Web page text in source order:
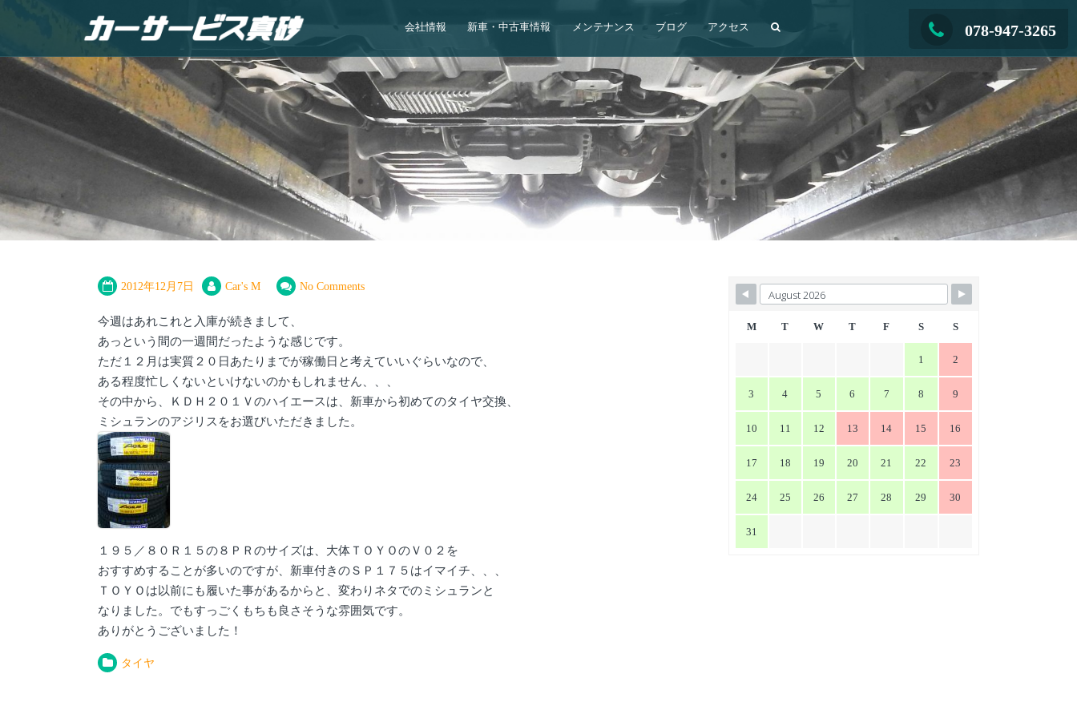
078-947-3265
会社情報 新車・中古車情報 メンテナンス ブログ アクセス
2012年12月7日 Car's M No Comments
今週はあれこれと入庫が続きまして、
あっという間の一週間だったような感じです。
ただ１２月は実質２０日あたりまでが稼働日と考えていいぐらいなので、
ある程度忙しくないといけないのかもしれません、、、
その中から、ＫＤＨ２０１Ｖのハイエースは、新車から初めてのタイヤ交換、
ミシュランのアジリスをお選びいただきました。
１９５／８０Ｒ１５の８ＰＲのサイズは、大体ＴＯＹＯのＶ０２を
おすすめすることが多いのですが、新車付きのＳＰ１７５はイマイチ、、、
ＴＯＹＯは以前にも履いた事があるからと、変わりネタでのミシュランと
なりました。でもすっごくもちも良さそうな雰囲気です。
ありがとうございました！
タイヤ
M T W T F S S
1 2
3 4 5 6 7 8 9
10 11 12 13 14 15 16
17 18 19 20 21 22 23
24 25 26 27 28 29 30
31